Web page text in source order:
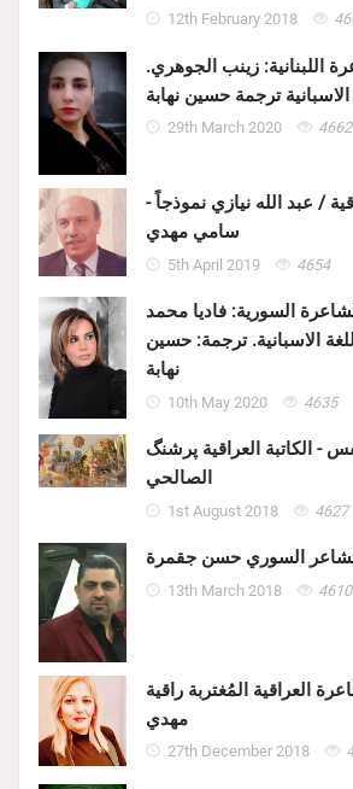
12th February 2018
اللبنانية: زينب الجوهري.
الاسبانية ترجمة حسين نهابة
29th March 2020 4662
/ عبد الله نيازي نموذجاً -
سامي مهدي
5th April 2019 4654
السورية: فاديا محمد
الاسبانية. ترجمة: حسين
نهابة
10th May 2020 4635
- الكاتبة العراقية پرشنگ
الصالحي
1st August 2018 4627
السوري حسن جقمرة
13th March 2018 4610
العراقية المُغتربة راقية
مهدي
27th December 2018